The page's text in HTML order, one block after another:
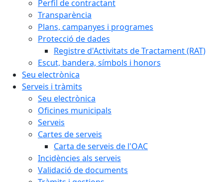
Perfil de contractant
Transparència
Plans, campanyes i programes
Protecció de dades
Registre d'Activitats de Tractament (RAT)
Escut, bandera, símbols i honors
Seu electrònica
Serveis i tràmits
Seu electrònica
Oficines municipals
Serveis
Cartes de serveis
Carta de serveis de l'OAC
Incidències als serveis
Validació de documents